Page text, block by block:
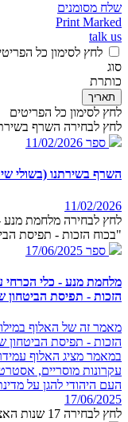
שלח מסומנים
Print Marked
talk us
לחץ לסימון כל
סוג
כותרת
תאריך
לחץ לסימון כל הפריטים
לחץ לבחירה השרף
ספר 11/02/2026
השרף בשירתנו (בשולי
11/02/2026
לחץ לבחירה מלחמת מנע
"בכוח הזכות - תפיסת
ספר 17/06/2025
מלחמת מנע - כלי הכרחי
הזכות - תפיסת הביטחון
מאמר זה של האלוף
הזכות - תפיסת הביטחון
במאמר מציג האלוף
עקרונות מוסריים,
העם היהודי להגן על
17/06/2025
לחץ לבחירה 17 שנות האצ"ל הוצגו לפני לוחמיו בהיכל התרבות